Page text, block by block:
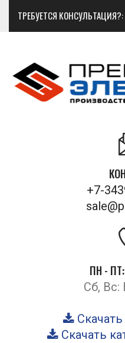
ТРЕБУЕТСЯ КОНСУЛЬТАЦИЯ?:
+7-
ПН -
Сб,
Скачать